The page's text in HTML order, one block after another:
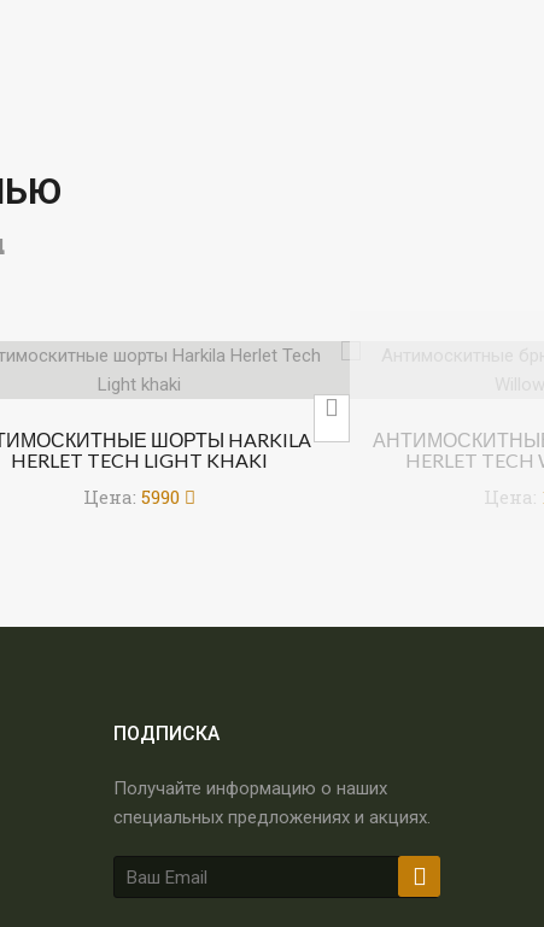
ШОРТЫ HARKILA
HERLET TECH LIGHT KHAKI
Цена: 5990
HERLET TECH
Цена:
ПОДПИСКА
Получайте информацию о наших
специальных предложениях и акциях.